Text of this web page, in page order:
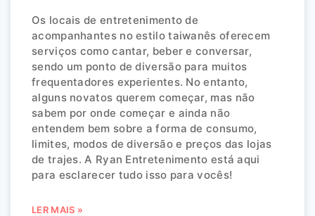
Os locais de entretenimento de
acompanhantes no estilo taiwanês oferecem
serviços como cantar, beber e conversar,
sendo um ponto de diversão para muitos
frequentadores experientes. No entanto,
alguns novatos querem começar, mas não
sabem por onde começar e ainda não
entendem bem sobre a forma de consumo,
limites, modos de diversão e preços das lojas
de trajes. A Ryan Entretenimento está aqui
para esclarecer tudo isso para vocês!
LER MAIS »